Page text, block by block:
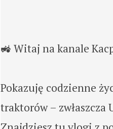
🚜 Witaj na kanale
Pokazuję codzienne
traktorów – zwłaszcza